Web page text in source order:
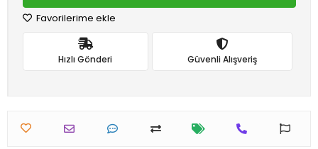
Favorilerime ekle
Hızlı Gönderi Güvenli Alışveriş